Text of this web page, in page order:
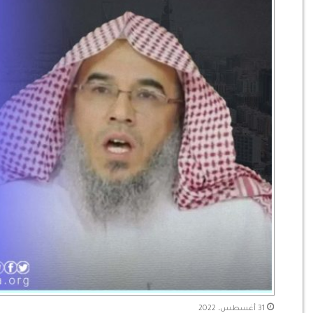
31 أغسطس، 2022